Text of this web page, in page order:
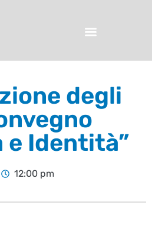
degli
e Identità”
12:00 pm